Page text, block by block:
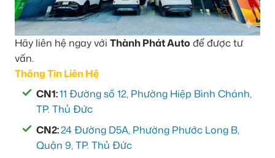
Hãy liên hệ ngay với Thành Phát Auto để được tư
vấn.
Thông Tin Liên Hệ
CN1:11 Đường số 12, Phường Hiệp Bình Chánh,
TP. Thủ Đức
CN2:24 Đường D5A, Phường Phước Long B,
Quận 9, TP. Thủ Đức